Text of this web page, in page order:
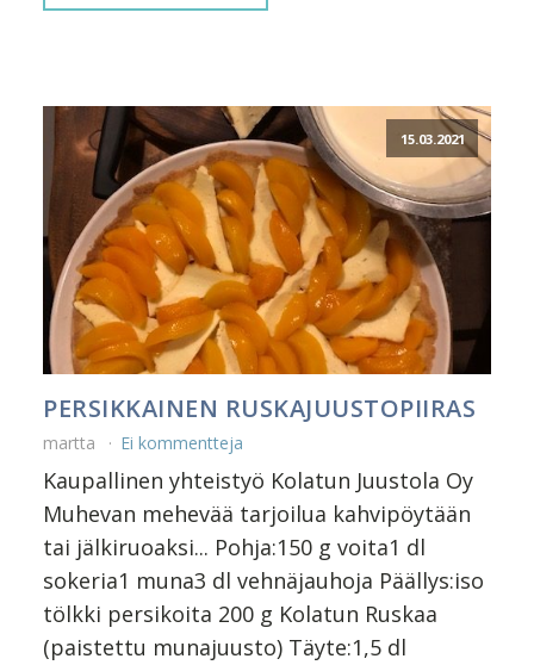
15.03.2021
PERSIKKAINEN RUSKAJUUSTOPIIRAS
martta Ei kommentteja
Kaupallinen yhteistyö Kolatun Juustola Oy
Muhevan mehevää tarjoilua kahvipöytään
tai jälkiruoaksi... Pohja:150 g voita1 dl
sokeria1 muna3 dl vehnäjauhoja Päällys:iso
tölkki persikoita 200 g Kolatun Ruskaa
(paistettu munajuusto) Täyte:1,5 dl